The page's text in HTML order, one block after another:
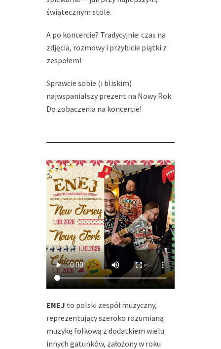
świątecznym stole.
A po koncercie? Tradycyjnie: czas na
zdjęcia, rozmowy i przybicie piątki z
zespołem!
Sprawcie sobie (i bliskim)
najwspanialszy prezent na Nowy Rok.
Do zobaczenia na koncercie!
ENEJ to polski zespół muzyczny,
reprezentujący szeroko rozumianą
muzykę folkową z dodatkiem wielu
innych gatunków, założony w roku